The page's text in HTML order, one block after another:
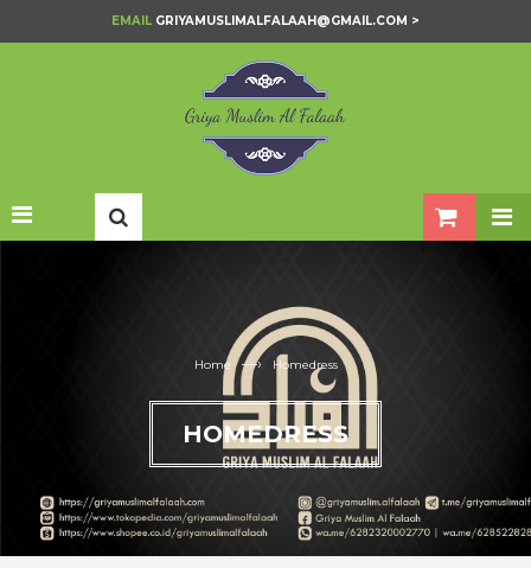
EMAIL GRIYAMUSLIMALFALAAH@GMAIL.COM >
Home —› Homedress
HOMEDRESS